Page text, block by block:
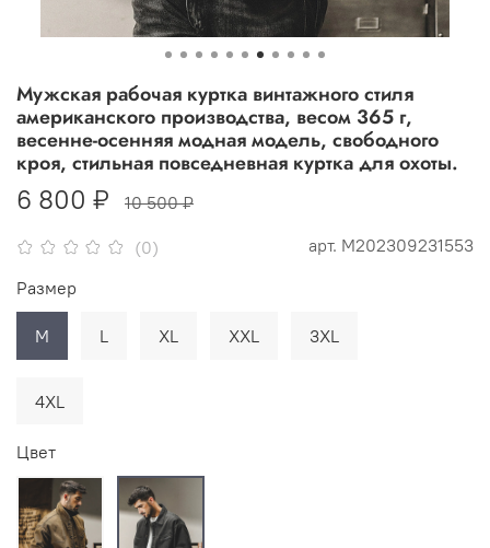
(0) арт. М202309231553
Мужская рабочая куртка винтажного стиля
американского производства, весом 365 г,
весенне-осенняя модная модель, свободного
кроя, стильная повседневная куртка для охоты.
6 800 ₽ 10 500 ₽
Размер
M L XL XXL 3XL
4XL
Цвет